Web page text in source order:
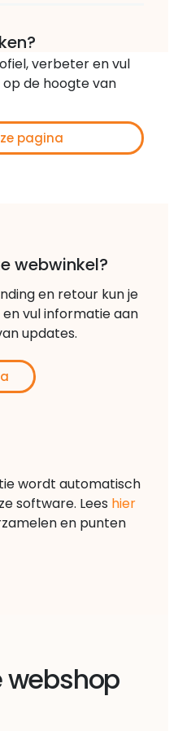
verbeter en vul
de hoogte van
pagina
webwinkel?
en retour kun je
vul informatie aan
updates.
wordt automatisch
software. Lees hier
en punten
webshop